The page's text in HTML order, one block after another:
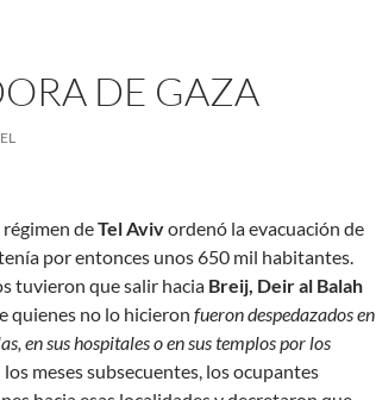
DE GAZA
régimen deTel Avivordenó la evacuación de
por entonces unos 650 mil habitantes.
tuvieron que salir hacia Breij, Deiral Balah
quienes no lo hicieron fueron despedazados en
en sus hospitales o en sus templos por los
los meses subsecuentes, los ocupantes